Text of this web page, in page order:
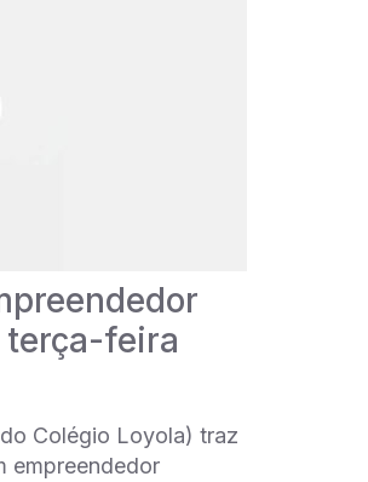
terça-feira
Colégio Loyola) traz
empreendedor